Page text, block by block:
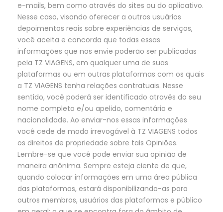
e-mails, bem como através do sites ou do aplicativo.
Nesse caso, visando oferecer a outros usuários
depoimentos reais sobre experiências de serviços,
você aceita e concorda que todas essas
informações que nos envie poderão ser publicadas
pela TZ VIAGENS, em qualquer uma de suas
plataformas ou em outras plataformas com os quais
a TZ VIAGENS tenha relações contratuais. Nesse
sentido, você poderá ser identificado através do seu
nome completo e/ou apelido, comentário e
nacionalidade. Ao enviar-nos essas informações
você cede de modo irrevogável à TZ VIAGENS todos
os direitos de propriedade sobre tais Opiniões.
Lembre-se que você pode enviar sua opinião de
maneira anônima. Sempre esteja ciente de que,
quando colocar informações em uma área pública
das plataformas, estará disponibilizando-as para
outros membros, usuários das plataformas e público